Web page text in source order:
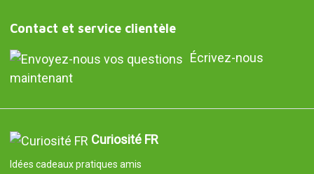
Contact et service clientèle
Écrivez-nous
maintenant
Curiosité FR
Idées cadeaux pratiques amis